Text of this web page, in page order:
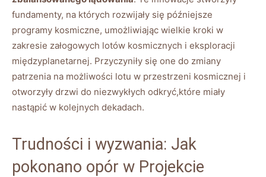
fundamenty, na których rozwijały się późniejsze
programy kosmiczne, umożliwiając wielkie kroki w
zakresie załogowych lotów kosmicznych i eksploracji
międzyplanetarnej. Przyczyniły się one do zmiany
patrzenia na możliwości lotu w przestrzeni kosmicznej i
otworzyły drzwi do niezwykłych odkryć,które miały
nastąpić w kolejnych dekadach.
Trudności i wyzwania: Jak
pokonano opór w Projekcie